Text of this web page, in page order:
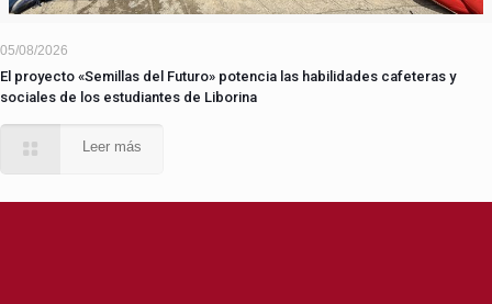
05/08/2026
El proyecto «Semillas del Futuro» potencia las habilidades cafeteras y
sociales de los estudiantes de Liborina
Leer más